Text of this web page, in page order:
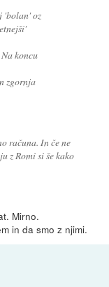
'bolan' oz
koncu
zgornja
računa. In če ne
z Romi si še kako
Mirno.
in da smo z njimi.